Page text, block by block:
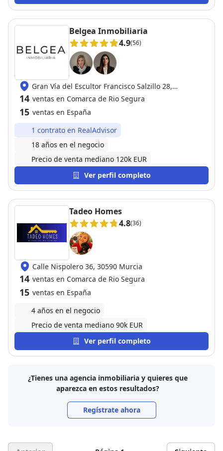
Belgea Inmobiliaria
4.9(56)
Gran Vía del Escultor Francisco Salzillo 28,
30004 Murcia
14 ventas en Comarca de Rio Segura
15 ventas en España
1 contrato en RealAdvisor
18 años en el negocio
Precio de venta mediano 120k EUR
Ver perfil completo
Tadeo Homes
4.8(36)
Calle Nispolero 36, 30590 Murcia
14 ventas en Comarca de Rio Segura
15 ventas en España
4 años en el negocio
Precio de venta mediano 90k EUR
Ver perfil completo
¿Tienes una agencia inmobiliaria y quieres que
aparezca en estos resultados?
Regístrate ahora